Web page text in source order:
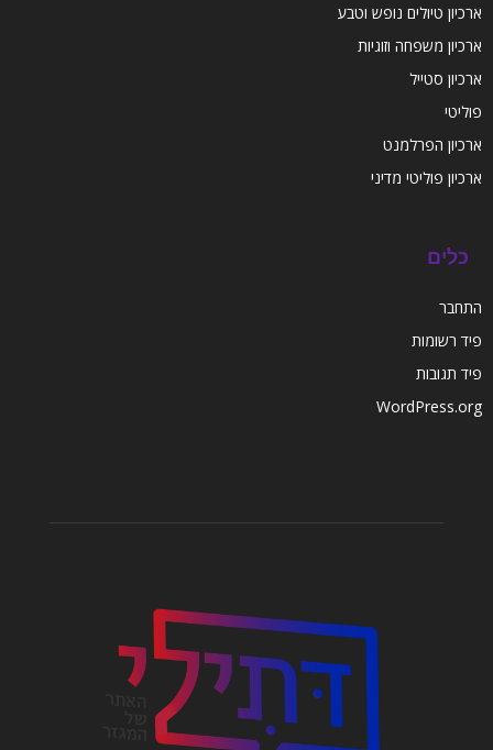
ארכיון טיולים נופש וטבע
ארכיון משפחה וזוגיות
ארכיון סטייל
פוליטי
ארכיון הפרלמנט
ארכיון פוליטי מדיני
כלים
התחבר
פיד רשומות
פיד תגובות
WordPress.org